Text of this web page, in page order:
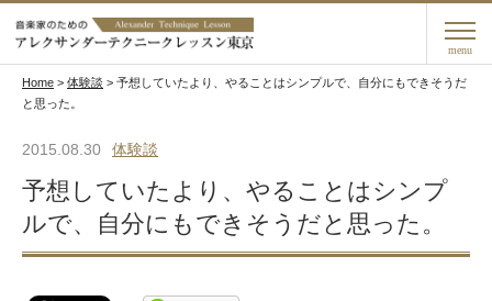
menu
Home > 体験談 > 予想していたより、やることはシンプルで、自分にもできそうだ
と思った。
2015.08.30 体験談
予想していたより、やることはシンプ
ルで、自分にもできそうだと思った。